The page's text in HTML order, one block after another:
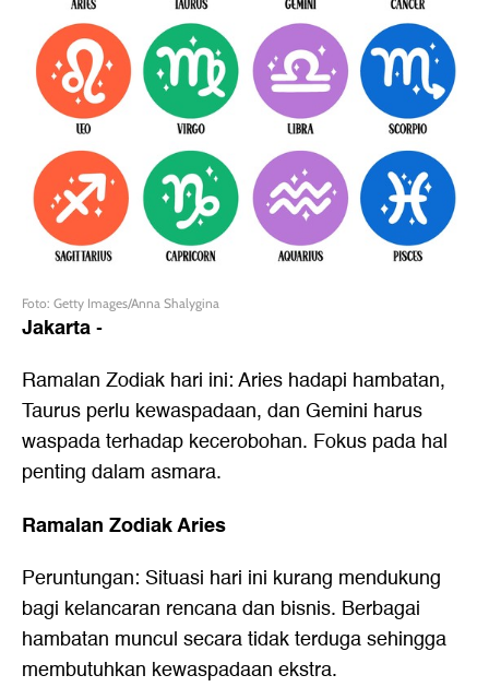
Foto: Getty Images/Anna Shalygina
Jakarta-
Ramalan Zodiak hari ini: Aries hadapi hambatan,
Taurus perlu kewaspadaan, dan Gemini harus
waspada terhadap kecerobohan. Fokus pada hal
penting dalam asmara.
Ramalan Zodiak Aries
Peruntungan: Situasi hari ini kurang mendukung
bagi kelancaran rencana dan bisnis. Berbagai
hambatan muncul secara tidak terduga sehingga
membutuhkan kewaspadaan ekstra.